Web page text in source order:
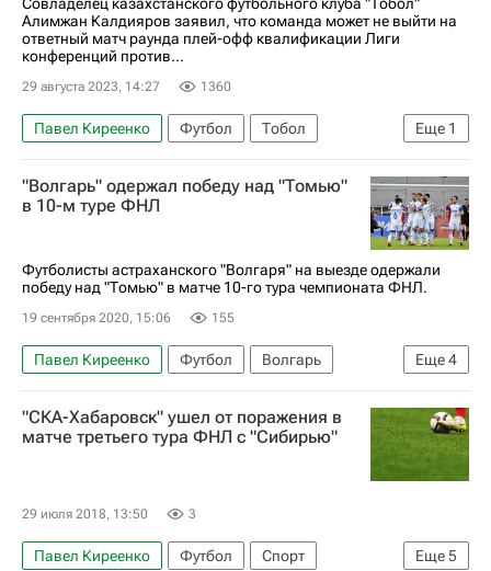
Алимжан Калдияров заявил, что команда может не выйти на
ответный матч раунда плей-офф квалификации Лиги
конференций против...
29 августа 2023, 14:27 1360
Еще 1
Павел Киреенко Футбол
Тобол
Иван Коновалов
"Волгарь" одержал победу над "Томью"
в 10-м туре ФНЛ
Футболисты астраханского "Волгаря" на выезде одержали
победу над "Томью" в матче 10-го тура чемпионата ФНЛ.
19 сентября 2020, 15:06 155
Еще4
Павел Киреенко Футбол
Волгарь
Первая лига
Томь
Александр Болонин
Максим Казанков
"СКА-Хабаровск" ушел от поражения в
матче третьего тура ФНЛ с "Сибирью"
29 июля 2018, 13:50 3
Еще5
Павел Киреенко Футбол
Спорт